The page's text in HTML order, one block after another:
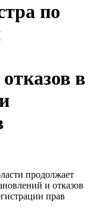
по
в
продолжает
и отказов
прав